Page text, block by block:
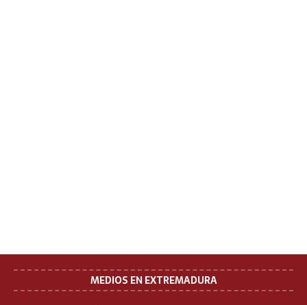
MEDIOS EN EXTREMADURA